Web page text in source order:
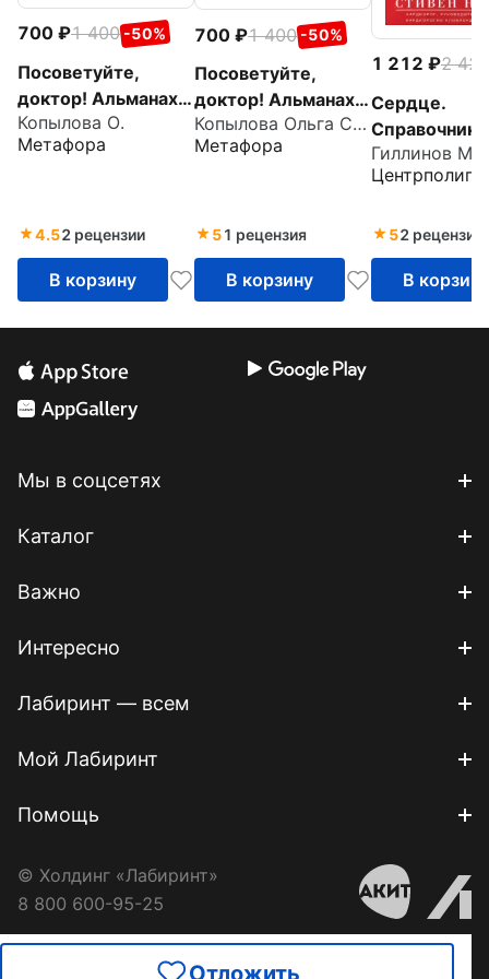
Отложить
700 1 400 -50%
Посоветуйте,
доктор! Альманах
№7
Копылова О.
Метафора
4.52 рецензии
В корзину
700 1 400 -50%
Посоветуйте,
доктор! Альманах
№6
Копылова Ольга Сергеевна
Метафора
51 рецензия
В корзину
1 212
2 424
Сердце.
Справочник
Гиллинов
52 рецензии
В корзину
Мы в соцсетях
Каталог
Важно
Интересно
Лабиринт — всем
Мой Лабиринт
Помощь
© Холдинг «Лабиринт»
8 800 600-95-25